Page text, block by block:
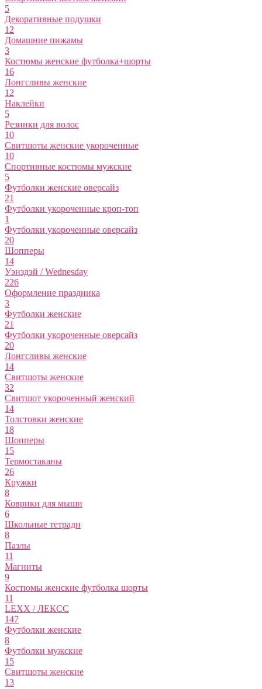
5
Декоративные подушки
12
Домашние пижамы
3
Костюмы женские футболка+шорты
16
Лонгсливы женские
12
Наклейки
5
Резинки для волос
10
Свитшоты женские укороченные
10
Спортивные костюмы мужские
5
Футболки женские оверсайз
21
Футболки укороченные кроп-топ
1
Футболки укороченные оверсайз
20
Шопперы
14
Уэнздэй / Wednesday
226
Оформление праздника
3
Футболки женские
21
Футболки укороченные оверсайз
20
Лонгсливы женские
14
Свитшоты женские
32
Свитшот укороченный женский
14
Толстовки женские
18
Шопперы
15
Термостаканы
26
Кружки
8
Коврики для мыши
6
Школьные тетради
8
Пазлы
11
Магниты
9
Костюмы женские футболка шорты
11
LEXX / ЛЕКСС
147
Футболки женские
8
Футболки мужские
15
Свитшоты женские
13